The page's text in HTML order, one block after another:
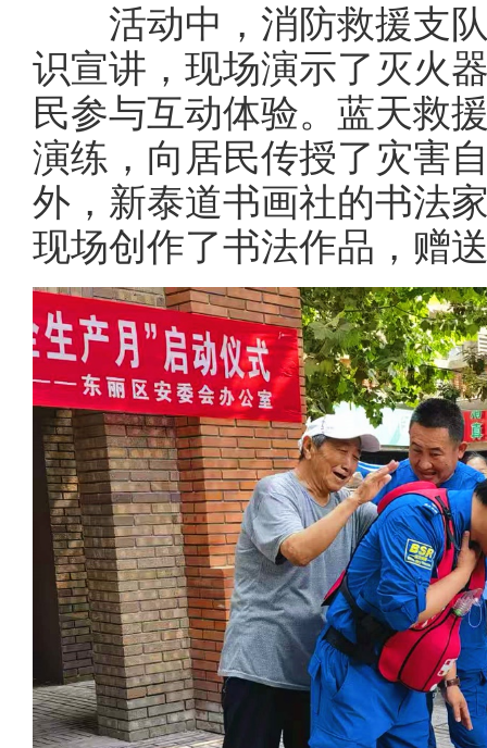
活动中，消防救援支队
识宣讲，现场演示了灭火
民参与互动体验。蓝天救
演练，向居民传授了灾害
外，新泰道书画社的书法
现场创作了书法作品，赠